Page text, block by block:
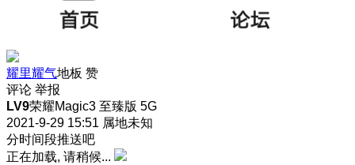
耀里耀气地板 赞
评论 举报
LV9荣耀Magic3 至臻版 5G
2021-9-29 15:51 属地未知
分时间段推送吧
正在加载, 请稍候...